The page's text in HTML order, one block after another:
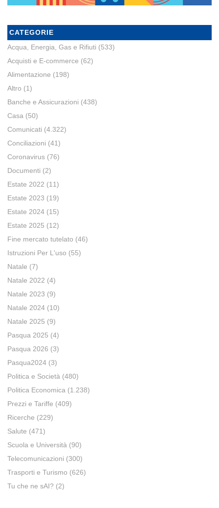
CATEGORIE
Acqua, Energia, Gas e Rifiuti (533)
Acquisti e E-commerce (62)
Alimentazione (198)
Altro (1)
Banche e Assicurazioni (438)
Casa (50)
Comunicati (4.322)
Conciliazioni (41)
Coronavirus (76)
Documenti (2)
Estate 2022 (11)
Estate 2023 (19)
Estate 2024 (15)
Estate 2025 (12)
Fine mercato tutelato (46)
Istruzioni Per L'uso (55)
Natale (7)
Natale 2022 (4)
Natale 2023 (9)
Natale 2024 (10)
Natale 2025 (9)
Pasqua 2025 (4)
Pasqua 2026 (3)
Pasqua2024 (3)
Politica e Società (480)
Politica Economica (1.238)
Prezzi e Tariffe (409)
Ricerche (229)
Salute (471)
Scuola e Università (90)
Telecomunicazioni (300)
Trasporti e Turismo (626)
Tu che ne sAI? (2)